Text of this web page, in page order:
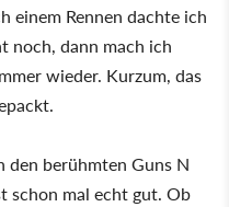
einem Rennen dachte ich
noch, dann mach ich
wieder. Kurzum, das
den berühmten Guns N
schon mal echt gut. Ob